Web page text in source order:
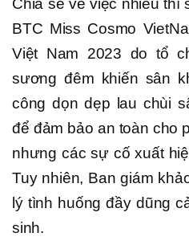
Chia sẻ về việc nhiều thí
BTC Miss Cosmo
Việt Nam 2023 do tổ
sương đêm khiến sân
công dọn dẹp lau chùi
để đảm bảo an toàn cho
nhưng các sự cố xuất
Tuy nhiên, Ban giám
lý tình huống đầy dũng
sinh.